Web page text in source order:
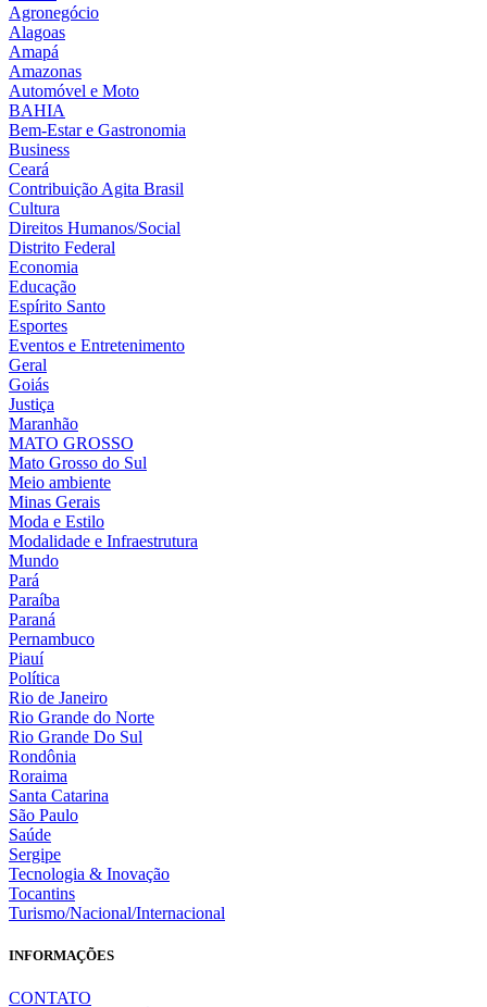
Agronegócio
Alagoas
Amapá
Amazonas
Automóvel e Moto
BAHIA
Bem-Estar e Gastronomia
Business
Ceará
Contribuição Agita Brasil
Cultura
Direitos Humanos/Social
Distrito Federal
Economia
Educação
Espírito Santo
Esportes
Eventos e Entretenimento
Geral
Goiás
Justiça
Maranhão
MATO GROSSO
Mato Grosso do Sul
Meio ambiente
Minas Gerais
Moda e Estilo
Modalidade e Infraestrutura
Mundo
Pará
Paraíba
Paraná
Pernambuco
Piauí
Política
Rio de Janeiro
Rio Grande do Norte
Rio Grande Do Sul
Rondônia
Roraima
Santa Catarina
São Paulo
Saúde
Sergipe
Tecnologia & Inovação
Tocantins
Turismo/Nacional/Internacional
INFORMAÇÕES
CONTATO